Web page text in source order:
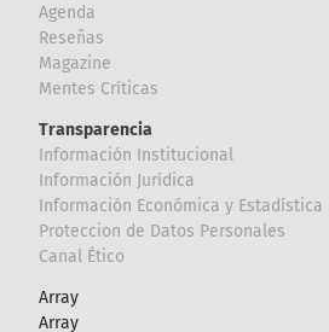
Agenda
Reseñas
Magazine
Mentes Críticas
Transparencia
Información Institucional
Información Jurídica
Información Económica y Estadística
Proteccion de Datos Personales
Canal Ético
Array
Array